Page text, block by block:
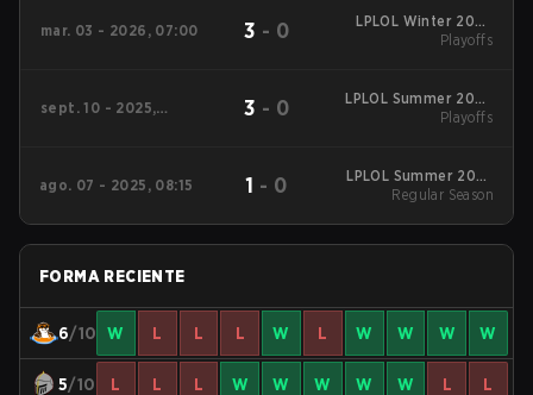
mar. 03 - 2026, 07:00 3 - 0
LPLOL Winter 2026
Playoffs
Playoffs
sept. 10 - 2025,
3 - 0
LPLOL Summer 2025
Playoffs
Playoffs
ago. 07 - 2025, 08:15 1 - 0
LPLOL Summer 2025
Regular Season
Regular Season
FORMA RECIENTE
6/10 W L L L W L W W W W
5/10 L L L W W W W W L L